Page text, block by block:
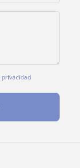
privacidad